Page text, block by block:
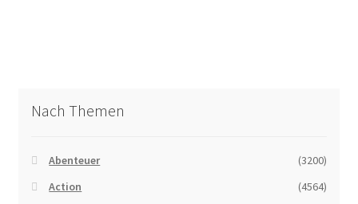
Nach Themen
Abenteuer
(3200)
Action
(4564)